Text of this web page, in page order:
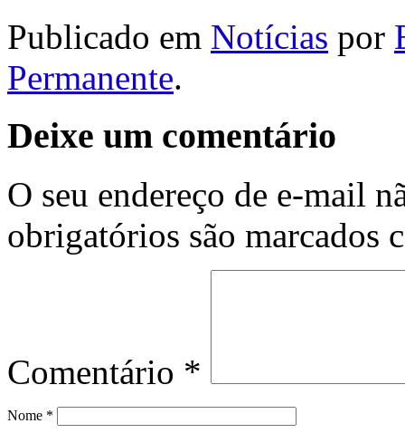
Publicado em Notícias por
Permanente.
Deixe um comentário
O seu endereço de e-mail
obrigatórios são marcados
Comentário *
Nome *